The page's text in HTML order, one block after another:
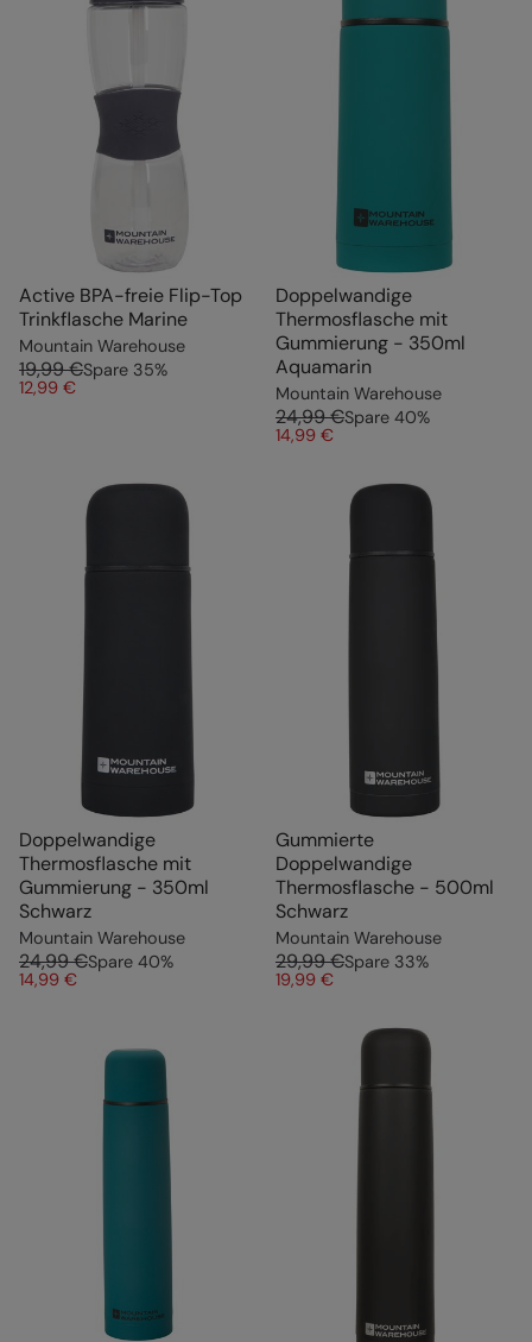
Active BPA-freie Flip-Top
Trinkflasche Marine
Mountain Warehouse
19,99 €Spare 35%
12,99 €
Doppelwandige
Thermosflasche mit
Gummierung - 350ml
Aquamarin
Mountain Warehouse
24,99 €Spare 40%
14,99 €
Doppelwandige
Thermosflasche mit
Gummierung - 350ml
Schwarz
Mountain Warehouse
24,99 €Spare 40%
14,99 €
Gummierte
Doppelwandige
Thermosflasche - 500ml
Schwarz
Mountain Warehouse
29,99 €Spare 33%
19,99 €